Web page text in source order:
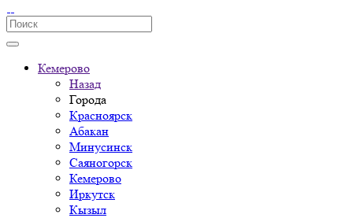
Кемерово
Назад
Города
Красноярск
Абакан
Минусинск
Саяногорск
Кемерово
Иркутск
Кызыл